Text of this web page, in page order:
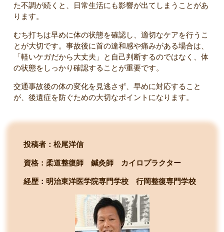
た不調が続くと、日常生活にも影響が出てしまうことがあ
ります。
むち打ちは早めに体の状態を確認し、適切なケアを行うこ
とが大切です。事故後に首の違和感や痛みがある場合は、
「軽いケガだから大丈夫」と自己判断するのではなく、体
の状態をしっかり確認することが重要です。
交通事故後の体の変化を見逃さず、早めに対応すること
が、後遺症を防ぐための大切なポイントになります。
投稿者：松尾洋信
資格：柔道整復師 鍼灸師 カイロプラクター
経歴：明治東洋医学院専門学校 行岡整復専門学校